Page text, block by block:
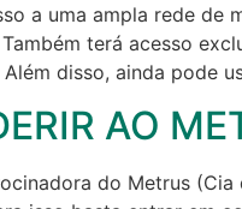
a uma ampla rede
terá acesso
disso, ainda pode
AO
do Metrus